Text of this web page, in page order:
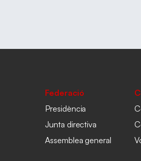
Federació
Presidència
Junta directiva
Assemblea general